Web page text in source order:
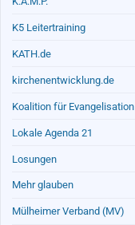
K5 Leitertraining
KATH.de
kirchenentwicklung.de
Koalition für Evangelisation
Lokale Agenda 21
Losungen
Mehr glauben
Mülheimer Verband (MV)